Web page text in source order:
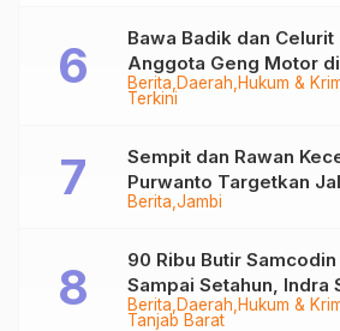
Berita Daerah Hukum &
Terkini
Bawa Badik dan
Anggota Geng Motor
Diringkus
Berita Jambi
Sempit dan Rawan
Purwanto Targetkan
Tungkal-Jambi Mulus di
Berita Daerah Hukum &
Tanjab Barat
90 Ribu Butir
Sampai Setahun, Indra
Audit Menyeluruh